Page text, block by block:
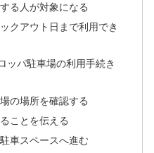
る人が対象になる
クアウト日まで利用でき
ッパ駐車場の利用手続き
の場所を確認する
ことを伝える
車スペースへ進む